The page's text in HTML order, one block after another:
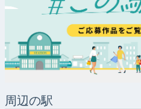
周辺の駅